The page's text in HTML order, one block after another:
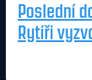
Poslední
Rytíři